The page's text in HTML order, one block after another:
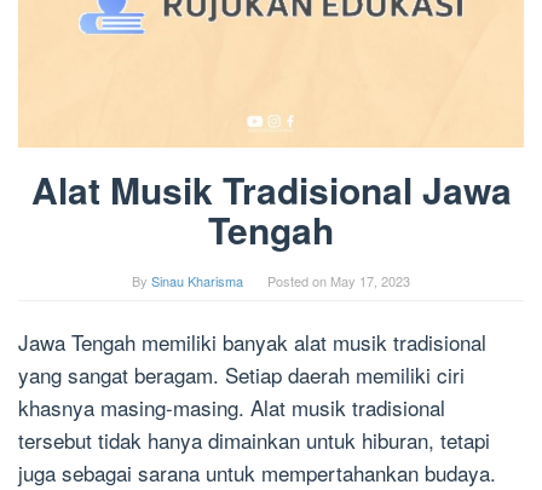
Alat Musik Tradisional Jawa
Tengah
By Sinau Kharisma Posted on May 17, 2023
Jawa Tengah memiliki banyak alat musik tradisional
yang sangat beragam. Setiap daerah memiliki ciri
khasnya masing-masing. Alat musik tradisional
tersebut tidak hanya dimainkan untuk hiburan, tetapi
juga sebagai sarana untuk mempertahankan budaya.